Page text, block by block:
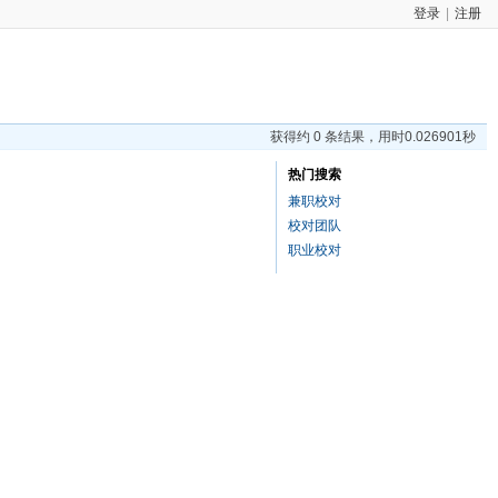
登录 注册
获得约 0 条结果，用时0.026901秒
热门搜索
兼职校对
校对团队
职业校对